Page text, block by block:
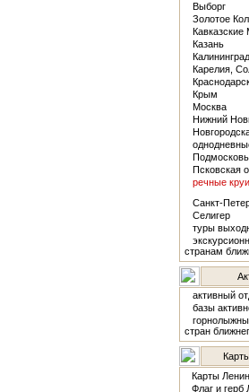
Выборг
Золотое
Казань
Карелия,
Крым
Москва
Нижний
Псковская
речные
Санкт-
Селигер
туры
странам
активный
базы
стран
Карты
Флаг и герб